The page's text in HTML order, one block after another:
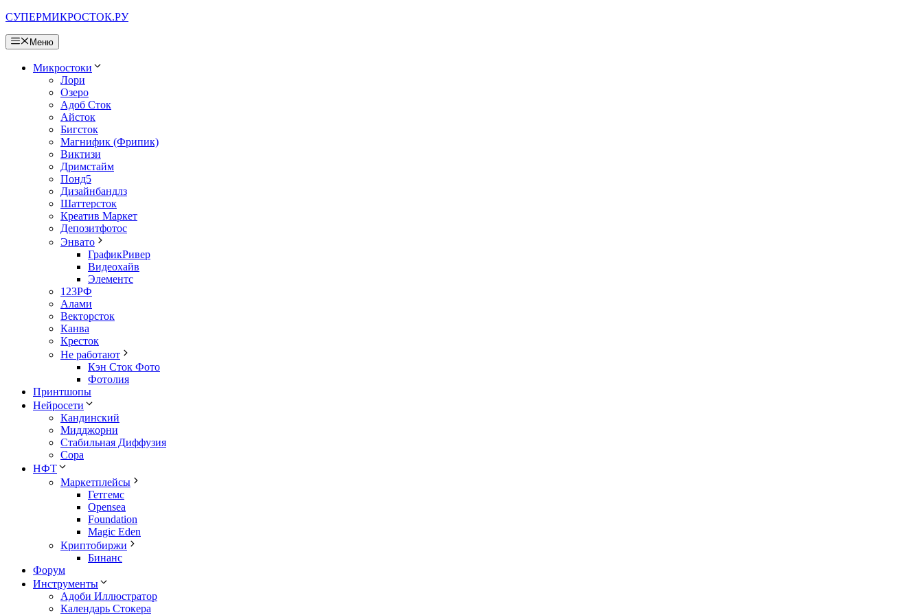
Перейти
содержимому
СУПЕРМИКРОСТОК.РУ
Меню
Микростоки
Лори
Озеро
Адоб Сток
Айсток
Бигсток
Магнифик (Фрипик)
Виктизи
Дримстайм
Понд5
Дизайнбандлз
Шаттерсток
Креатив Маркет
Депозитфотос
Энвато
ГрафикРивер
Видеохайв
Элементс
123РФ
Алами
Векторсток
Канва
Кресток
Не работают
Кэн Сток Фото
Фотолия
Принтшопы
Нейросети
Кандинский
Мидджорни
Стабильная Диффузия
Сора
НФТ
Маркетплейсы
Гетгемс
Opensea
Foundation
Magic Eden
Криптобиржи
Бинанс
Форум
Инструменты
Адоби Иллюстратор
Календарь Стокера